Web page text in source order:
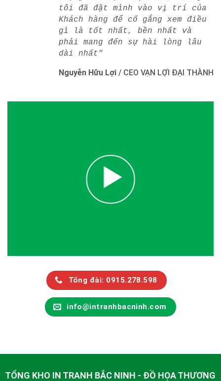
tôi đã đặt mình vào vị trí của
Khách hàng để cố gắng xem điều
gì là tốt nhất, bền nhất và
phải mang đến sự hài lòng lâu
dài nhất"
Nguyễn Hữu Lợi / CEO VẠN LỢI ĐẠI THÀNH
Tổng đài: 0915.278.598
info@intranhbacninh.com
TỔNG KHO IN TRANH BẮC NINH - ĐỒ HỌA THƯƠNG